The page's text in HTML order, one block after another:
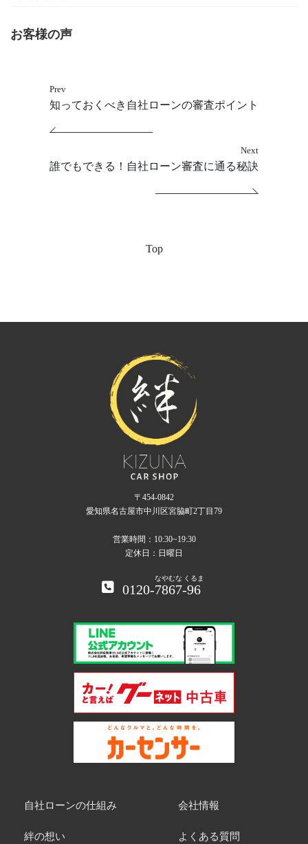
お客様の声
Prev
知っておくべき自社ローンの審査ポイント
Top
Next
誰でもできる！自社ローン審査に通る秘訣
〒454-0842
愛知県名古屋市中川区宮脇町2丁目79
営業時間：10:30~19:30
定休日：日曜日
0120-7867
なやむな
-96
くるま
自社ローンの仕組み
絆の想い
会社情報
よくある質問